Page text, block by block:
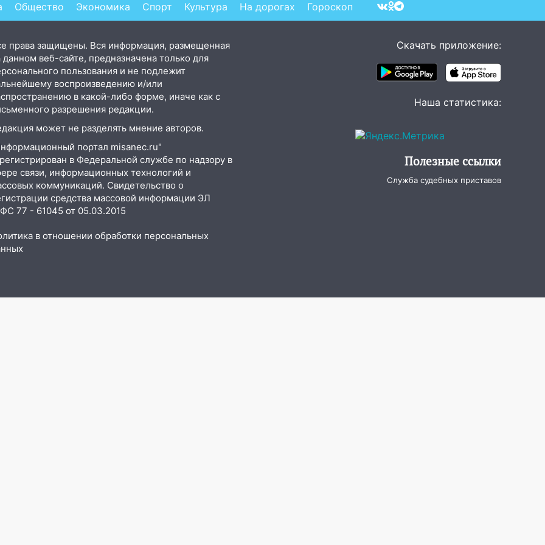
Общество Экономика Спорт Культура На дорогах Гороскоп
права защищены. Вся информация, размещенная
данном веб-сайте, предназначена только для
пользования и не подлежит
воспроизведению и/или
в какой-либо форме, иначе как с
разрешения редакции.
может не разделять мнение авторов.
портал misanec.ru"
в Федеральной службе по надзору в
связи, информационных технологий и
коммуникаций. Свидетельство о
средства массовой информации ЭЛ
77 - 61045 от 05.03.2015
в отношении обработки персональных
Скачать приложение:
Наша статистика:
Полезные ссылки
Служба судебных приставов